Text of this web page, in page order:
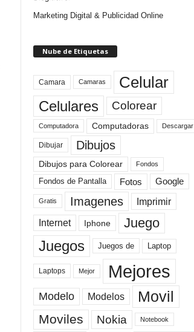
Marketing Digital & Publicidad Online
Nube de Etiquetas
Camara Camaras Celular
Celulares Colorear
Computadora Computadoras Descargar
Dibujar Dibujos
Dibujos para Colorear Fondos
Fondos de Pantalla Fotos Google
Gratis Imagenes Imprimir
Internet Iphone Juego
Juegos Juegos de Laptop
Laptops Mejor Mejores
Modelo Modelos Movil
Moviles Nokia Notebook